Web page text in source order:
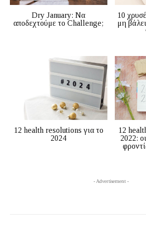
Dry January: Να
αποδεχτούμε το Challenge;
10
μη
12 health resolutions για το
2024
12
2022:
- Advertisement -